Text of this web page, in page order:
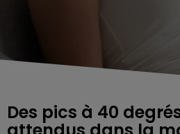
Des pics à 40